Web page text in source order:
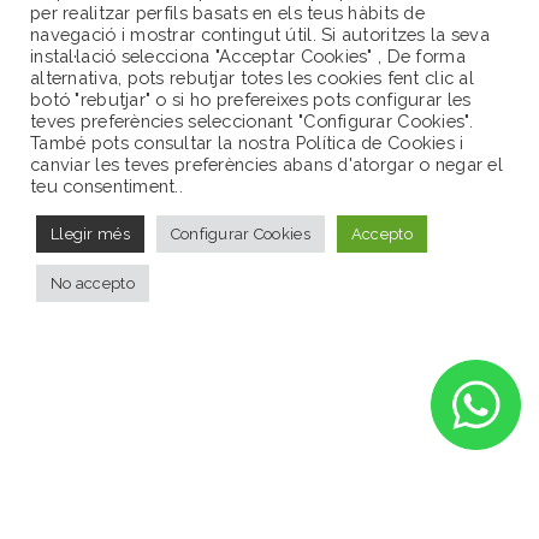
646272969
info@servinatura.cat
Created by: TecnoPro Girona
per realitzar perfils basats en els teus hàbits de
navegació i mostrar contingut útil. Si autoritzes la seva
instal·lació selecciona "Acceptar Cookies" , De forma
alternativa, pots rebutjar totes les cookies fent clic al
botó "rebutjar" o si ho prefereixes pots configurar les
teves preferències seleccionant "Configurar Cookies".
També pots consultar la nostra Política de Cookies i
canviar les teves preferències abans d'atorgar o negar el
teu consentiment..
Llegir més Configurar Cookies Accepto
No accepto